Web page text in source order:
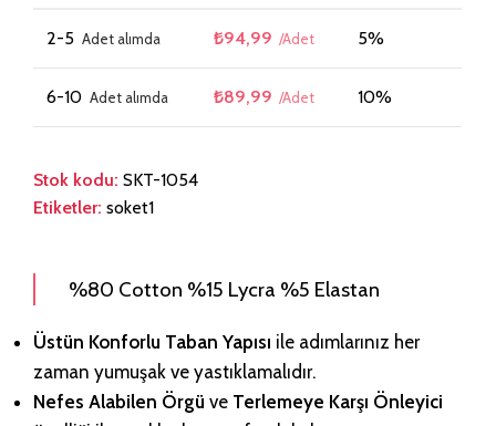
2-5 ₺94,99 5%
6-10 ₺89,99 10%
Stok kodu: SKT-1054
Etiketler: soket1
%80 Cotton %15 Lycra %5 Elastan
Üstün Konforlu Taban Yapısı ile adımlarınız her
zaman yumuşak ve yastıklamalıdır.
Nefes Alabilen Örgü ve Terlemeye Karşı Önleyici